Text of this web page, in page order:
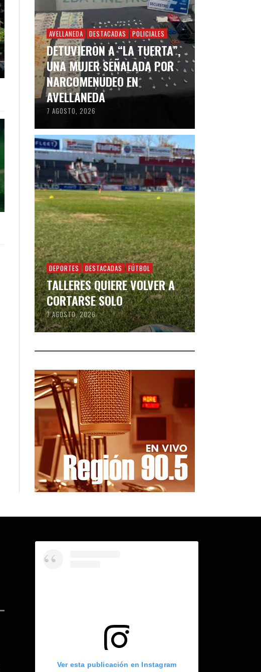
AVELLANEDA DESTACADAS POLICIALES
DETUVIERON A “LA TUERTA”,
UNA MUJER SEÑALADA POR
NARCOMENUDEO EN
AVELLANEDA
7 AGOSTO, 2026
DEPORTES DESTACADAS FÚTBOL
TALLERES QUIERE VOLVER A
CORTARSE SOLO
7 AGOSTO, 2026
Ver esta publicación en Instagram